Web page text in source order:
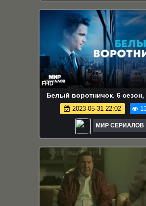
FHD
Бeлый вopoтничoк. 6 сезон,
2023-05-31 22:02
МИР СЕРИАЛОВ